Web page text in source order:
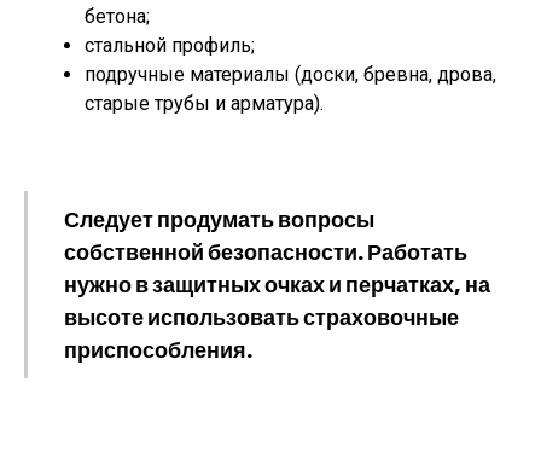
бетона;
стальной профиль;
подручные материалы (доски, бревна, дрова,
старые трубы и арматура).
Следует продумать вопросы
собственной безопасности. Работать
нужно в защитных очках и перчатках, на
высоте использовать страховочные
приспособления.